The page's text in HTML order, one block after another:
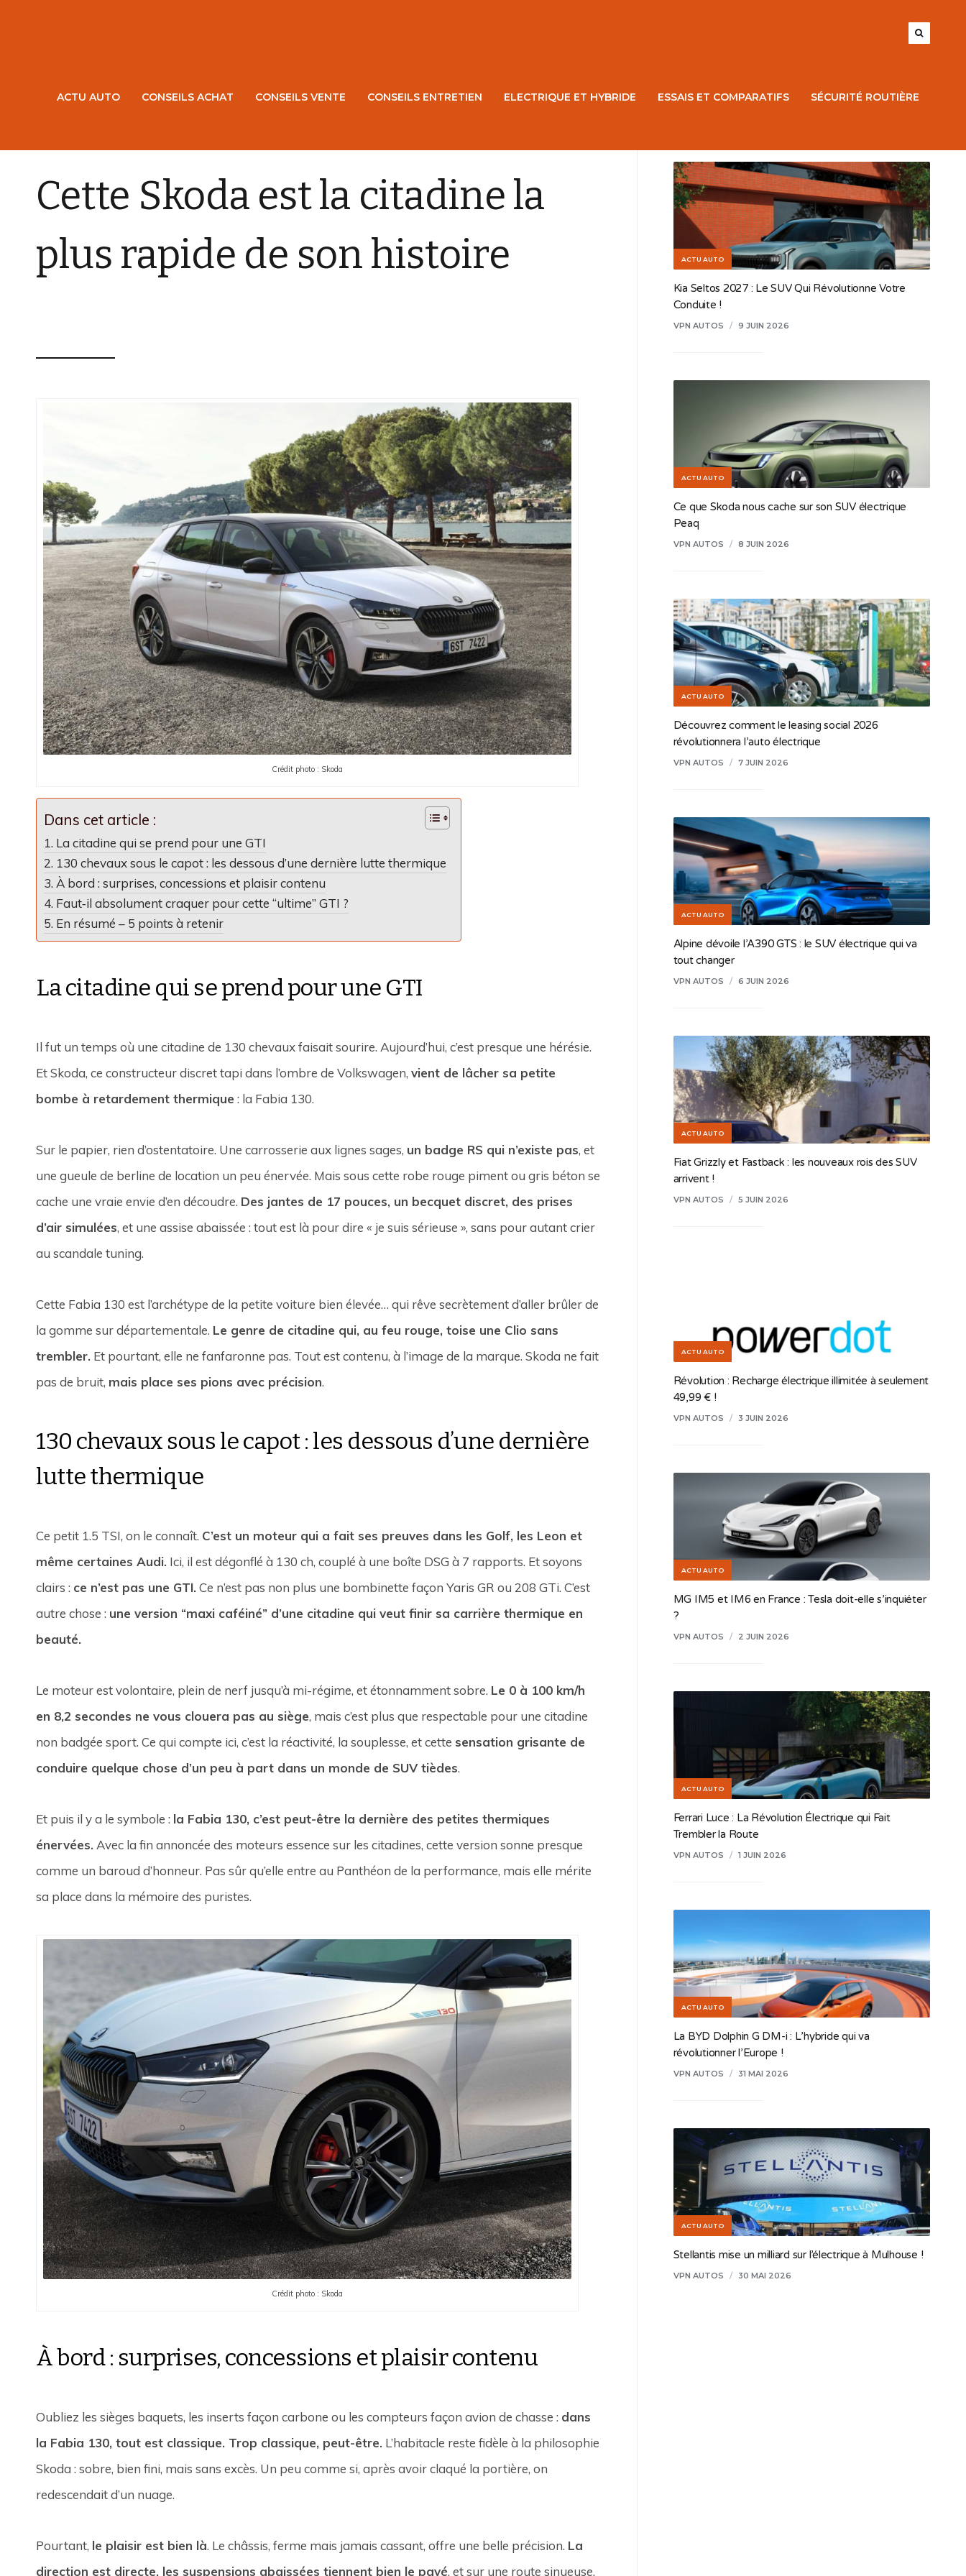
ACTU AUTO CONSEILS ACHAT CONSEILS VENTE CONSEILS ENTRETIEN ELECTRIQUE ET HYBRIDE ESSAIS ET COMPARATIFS SÉCURITÉ ROUTIÈRE
Cette Skoda est la citadine la
plus rapide de son histoire
Crédit photo : Skoda
Dans cet article :
La citadine qui se prend pour une GTI
130 chevaux sous le capot : les dessous d’une dernière lutte thermique
À bord : surprises, concessions et plaisir contenu
Faut‑il absolument craquer pour cette “ultime” GTI ?
En résumé – 5 points à retenir
La citadine qui se prend pour une GTI
Il fut un temps où une citadine de 130 chevaux faisait sourire. Aujourd’hui, c’est presque une hérésie.
Et Skoda, ce constructeur discret tapi dans l’ombre de Volkswagen,vient de lâcher sa petite
bombe à retardement thermique : la Fabia 130.
Sur le papier, rien d’ostentatoire. Une carrosserie aux lignes sages, un badge RS qui n’existe pas, et
une gueule de berline de location un peu énervée. Mais sous cette robe rouge piment ou gris béton se
cache une vraie envie d’en découdre. Des jantes de 17 pouces, un becquet discret, des prises
d’air simulées, et une assise abaissée : tout est là pour dire « je suis sérieuse », sans pour autant crier
au scandale tuning.
Cette Fabia 130 est l’archétype de la petite voiture bien élevée… qui rêve secrètement d’aller brûler de
la gomme sur départementale. Le genre de citadine qui, au feu rouge, toise une Clio sans
trembler. Et pourtant, elle ne fanfaronne pas. Tout est contenu, à l’image de la marque. Skoda ne fait
pas de bruit, mais place ses pions avec précision.
130 chevaux sous le capot : les dessous d’une dernière
lutte thermique
Ce petit 1.5 TSI, on le connaît. C’est un moteur qui a fait ses preuves dans les Golf, les Leon et
même certaines Audi. Ici, il est dégonflé à 130 ch, couplé à une boîte DSG à 7 rapports. Et soyons
clairs : ce n’est pas une GTI.Ce n’est pas non plus une bombinette façon Yaris GR ou 208 GTi. C’est
autre chose : une version “maxi caféiné” d’une citadine qui veut finir sa carrière thermique en
beauté.
Le moteur est volontaire, plein de nerf jusqu’à mi-régime, et étonnamment sobre. Le 0 à 100 km/h
en 8,2 secondes ne vous clouera pas au siège, mais c’est plus que respectable pour une citadine
non badgée sport. Ce qui compte ici, c’est la réactivité, la souplesse, et cettesensation grisante de
conduire quelque chose d’un peu à part dans un monde de SUV tièdes.
Et puis il y a le symbole : la Fabia 130, c’est peut-être la dernière des petites thermiques
énervées. Avec la fin annoncée des moteurs essence sur les citadines, cette version sonne presque
comme un baroud d’honneur. Pas sûr qu’elle entre au Panthéon de la performance, mais elle mérite
sa place dans la mémoire des puristes.
Crédit photo : Skoda
À bord : surprises, concessions et plaisir contenu
Oubliez les sièges baquets, les inserts façon carbone ou les compteurs façon avion de chasse : dans
la Fabia 130, tout est classique. Trop classique, peut-être. L’habitacle reste fidèle à la philosophie
Skoda : sobre, bien fini, mais sans excès. Un peu comme si, après avoir claqué la portière, on
redescendait d’un nuage.
Pourtant, le plaisir est bien là. Le châssis, ferme mais jamais cassant, offre une belle précision. La
direction est directe, les suspensions abaissées tiennent bien le pavé, et sur une route sinueuse,
ACTU AUTO
Kia Seltos 2027 : Le SUV Qui Révolutionne Votre
Conduite !
VPN AUTOS / 9 JUIN 2026
ACTU AUTO
Ce que Skoda nous cache sur son SUV électrique
Peaq
VPN AUTOS / 8 JUIN 2026
ACTU AUTO
Découvrez comment le leasing social 2026
révolutionnera l’auto électrique
VPN AUTOS / 7 JUIN 2026
ACTU AUTO
Alpine dévoile l’A390 GTS : le SUV électrique qui va
tout changer
VPN AUTOS / 6 JUIN 2026
ACTU AUTO
Fiat Grizzly et Fastback : les nouveaux rois des SUV
arrivent !
VPN AUTOS / 5 JUIN 2026
ACTU AUTO
Révolution : Recharge électrique illimitée à seulement
49,99 € !
VPN AUTOS / 3 JUIN 2026
ACTU AUTO
MG IM5 et IM6 en France : Tesla doit-elle s’inquiéter
?
VPN AUTOS / 2 JUIN 2026
ACTU AUTO
Ferrari Luce : La Révolution Électrique qui Fait
Trembler la Route
VPN AUTOS / 1 JUIN 2026
ACTU AUTO
La BYD Dolphin G DM-i : L’hybride qui va
révolutionner l’Europe !
VPN AUTOS / 31 MAI 2026
ACTU AUTO
Stellantis mise un milliard sur l’électrique à Mulhouse !
VPN AUTOS / 30 MAI 2026